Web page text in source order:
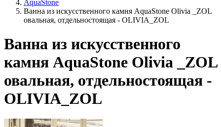
AquaStone
Ванна из искусственного камня AquaStone Olivia _ZOL
овальная, отдельностоящая - OLIVIA_ZOL
Ванна из искусственного
камня AquaStone Olivia _ZOL
овальная, отдельностоящая -
OLIVIA_ZOL